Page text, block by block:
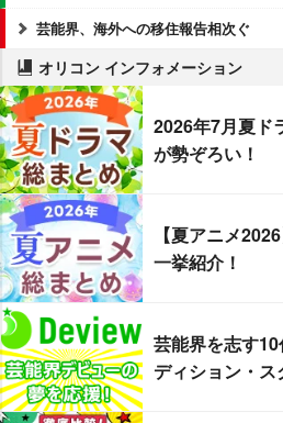
芸能界、海外への移住報告相次ぐ
オリコン インフォメーション
2026年7月夏ド
が勢ぞろい！
【夏アニメ
一挙紹介！
芸能界を志す
ディション・